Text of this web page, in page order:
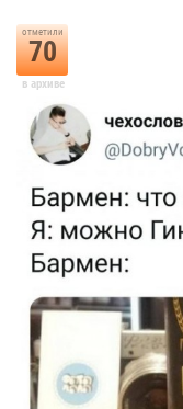
отметили
70
в архиве